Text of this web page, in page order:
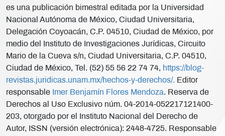
es una publicación bimestral editada por la Universidad
Nacional Autónoma de México, Ciudad Universitaria,
Delegación Coyoacán, C.P. 04510, Ciudad de México, por
medio del Instituto de Investigaciones Jurídicas, Circuito
Mario de la Cueva s/n, Ciudad Universitaria, C.P. 04510,
Ciudad de México, Tel. (52) 55 56 22 74 74, https://blog-
revistas.juridicas.unam.mx/hechos-y-derechos/. Editor
responsable Imer Benjamín Flores Mendoza. Reserva de
Derechos al Uso Exclusivo núm. 04-2014-052217121400-
203, otorgado por el Instituto Nacional del Derecho de
Autor, ISSN (versión electrónica): 2448-4725. Responsable